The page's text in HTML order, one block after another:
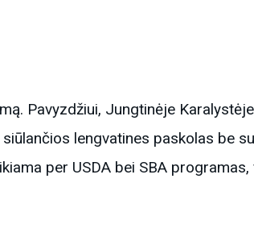
Pavyzdžiui, Jungtinėje
siūlančios lengvatines paskolas be
per USDA bei SBA